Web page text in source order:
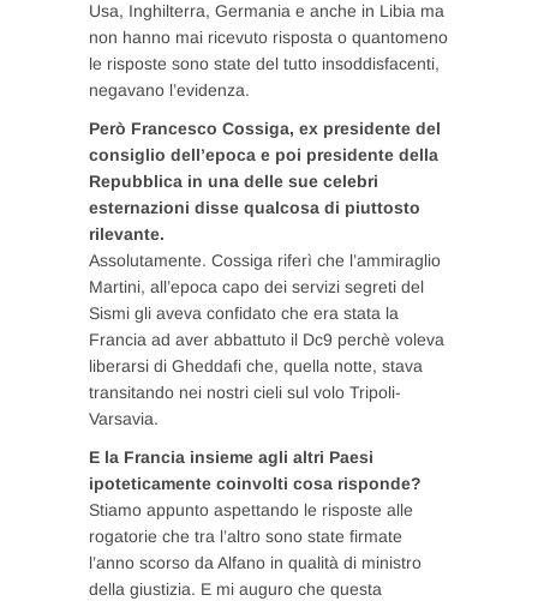
Usa, Inghilterra, Germania e anche in Libia ma
non hanno mai ricevuto risposta o quantomeno
le risposte sono state del tutto insoddisfacenti,
negavano l’evidenza.
Però Francesco Cossiga, ex presidente del
consiglio dell’epoca e poi presidente della
Repubblica in una delle sue celebri
esternazioni disse qualcosa di piuttosto
rilevante.
Assolutamente. Cossiga riferì che l’ammiraglio
Martini, all’epoca capo dei servizi segreti del
Sismi gli aveva confidato che era stata la
Francia ad aver abbattuto il Dc9 perchè voleva
liberarsi di Gheddafi che, quella notte, stava
transitando nei nostri cieli sul volo Tripoli-
Varsavia.
E la Francia insieme agli altri Paesi
ipoteticamente coinvolti cosa risponde?
Stiamo appunto aspettando le risposte alle
rogatorie che tra l’altro sono state firmate
l’anno scorso da Alfano in qualità di ministro
della giustizia. E mi auguro che questa